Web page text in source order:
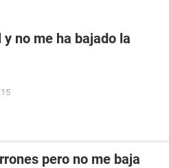
no me ha bajado la
pero no me baja